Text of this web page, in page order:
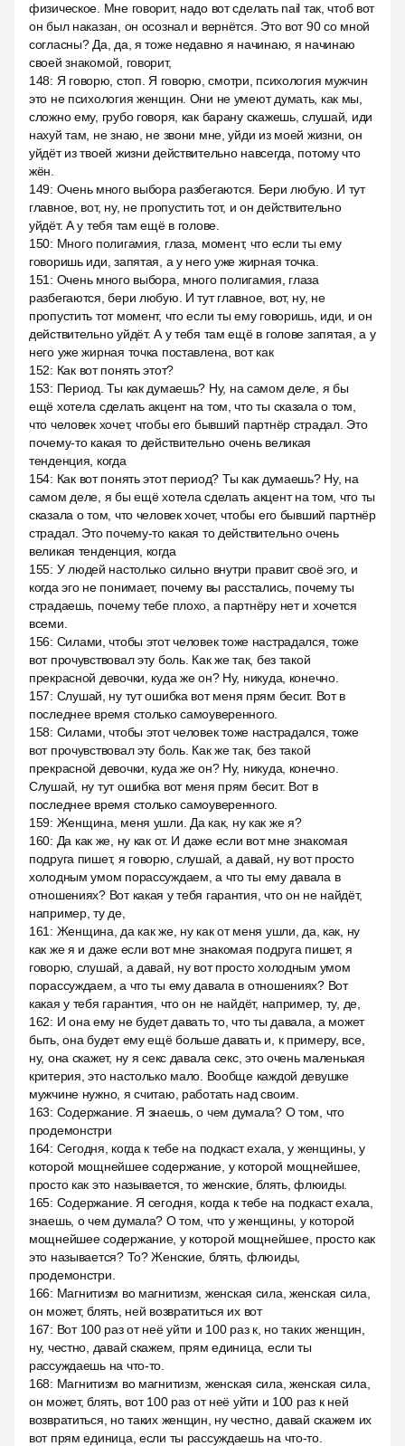
физическое. Мне говорит, надо вот сделать nail так, чтоб вот
он был наказан, он осознал и вернётся. Это вот 90 со мной
согласны? Да, да, я тоже недавно я начинаю, я начинаю
своей знакомой, говорит,
148: Я говорю, стоп. Я говорю, смотри, психология мужчин
это не психология женщин. Они не умеют думать, как мы,
сложно ему, грубо говоря, как барану скажешь, слушай, иди
нахуй там, не знаю, не звони мне, уйди из моей жизни, он
уйдёт из твоей жизни действительно навсегда, потому что
жён.
149: Очень много выбора разбегаются. Бери любую. И тут
главное, вот, ну, не пропустить тот, и он действительно
уйдёт. А у тебя там ещё в голове.
150: Много полигамия, глаза, момент, что если ты ему
говоришь иди, запятая, а у него уже жирная точка.
151 : Очень много выбора, много полигамия, глаза
разбегаются, бери любую. И тут главное, вот, ну, не
пропустить тот момент, что если ты ему говоришь, иди, и он
действительно уйдёт. А у тебя там ещё в голове запятая, а у
него уже жирная точка поставлена, вот как
152: Как вот понять этот?
153: Период. Ты как думаешь? Ну, на самом деле, я бы
ещё хотела сделать акцент на том, что ты сказала о том,
что человек хочет, чтобы его бывший партнёр страдал. Это
почему-то какая то действительно очень великая
тенденция, когда
154: Как вот понять этот период? Ты как думаешь? Ну, на
самом деле, я бы ещё хотела сделать акцент на том, что ты
сказала о том, что человек хочет, чтобы его бывший партнёр
страдал. Это почему-то какая то действительно очень
великая тенденция, когда
155: У людей настолько сильно внутри правит своё эго, и
когда эго не понимает, почему вы расстались, почему ты
страдаешь, почему тебе плохо, а партнёру нет и хочется
всеми.
156: Силами, чтобы этот человек тоже настрадался, тоже
вот прочувствовал эту боль. Как же так, без такой
прекрасной девочки, куда же он? Ну, никуда, конечно.
157: Слушай, ну тут ошибка вот меня прям бесит. Вот в
последнее время столько самоуверенного.
158: Силами, чтобы этот человек тоже настрадался, тоже
вот прочувствовал эту боль. Как же так, без такой
прекрасной девочки, куда же он? Ну, никуда, конечно.
Слушай, ну тут ошибка вот меня прям бесит. Вот в
последнее время столько самоуверенного.
159: Женщина, меня ушли. Да как, ну как же я?
160: Да как же, ну как от. И даже если вот мне знакомая
подруга пишет, я говорю, слушай, а давай, ну вот просто
холодным умом порассуждаем, а что ты ему давала в
отношениях? Вот какая у тебя гарантия, что он не найдёт,
например, ту де,
161 : Женщина, да как же, ну как от меня ушли, да, как, ну
как же я и даже если вот мне знакомая подруга пишет, я
говорю, слушай, а давай, ну вот просто холодным умом
порассуждаем, а что ты ему давала в отношениях? Вот
какая у тебя гарантия, что он не найдёт, например, ту, де,
162: И она ему не будет давать то, что ты давала, а может
быть, она будет ему ещё больше давать и, к примеру, все,
ну, она скажет, ну я секс давала секс, это очень маленькая
критерия, это настолько мало. Вообще каждой девушке
мужчине нужно, я считаю, работать над своим.
163: Содержание. Я знаешь, о чем думала? О том, что
продемонстри
164: Сегодня, когда к тебе на подкаст ехала, у женщины, у
которой мощнейшее содержание, у которой мощнейшее,
просто как это называется, то женские, блять, флюиды.
165: Содержание. Я сегодня, когда к тебе на подкаст ехала,
знаешь, о чем думала? О том, что у женщины, у которой
мощнейшее содержание, у которой мощнейшее, просто как
это называется? То? Женские, блять, флюиды,
продемонстри.
166: Магнитизм во магнитизм, женская сила, женская сила,
он может, блять, ней возвратиться их вот
167: Вот 100 раз от неё уйти и 100 раз к, но таких женщин,
ну, честно, давай скажем, прям единица, если ты
рассуждаешь на что-то.
168: Магнитизм во магнитизм, женская сила, женская сила,
он может, блять, вот 100 раз от неё уйти и 100 раз к ней
возвратиться, но таких женщин, ну честно, давай скажем их
вот прям единица, если ты рассуждаешь на что-то.